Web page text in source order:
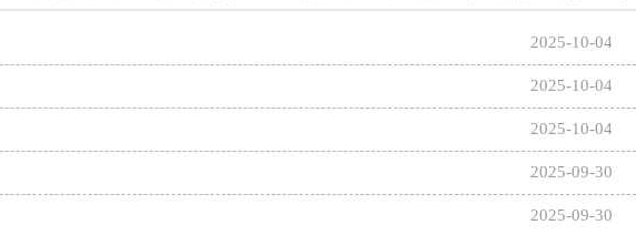
2025-10-04
2025-10-04
2025-10-04
2025-09-30
2025-09-30